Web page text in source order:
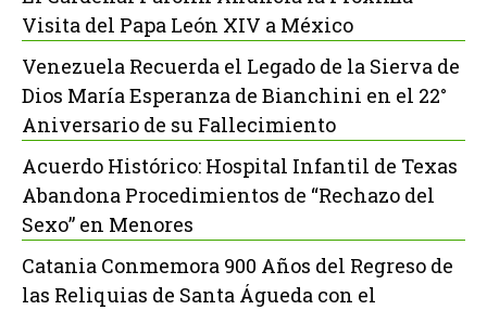
Visita del Papa León XIV a México
Venezuela Recuerda el Legado de la Sierva de
Dios María Esperanza de Bianchini en el 22°
Aniversario de su Fallecimiento
Acuerdo Histórico: Hospital Infantil de Texas
Abandona Procedimientos de “Rechazo del
Sexo” en Menores
Catania Conmemora 900 Años del Regreso de
las Reliquias de Santa Águeda con el